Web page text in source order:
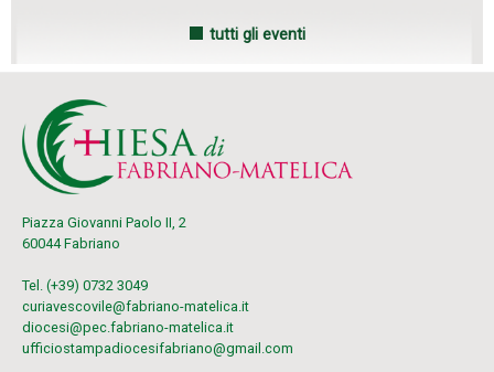
tutti gli eventi
Piazza Giovanni Paolo II, 2
60044 Fabriano
Tel. (+39) 0732 3049
curiavescovile@fabriano-matelica.it
diocesi@pec.fabriano-matelica.it
ufficiostampadiocesifabriano@gmail.com